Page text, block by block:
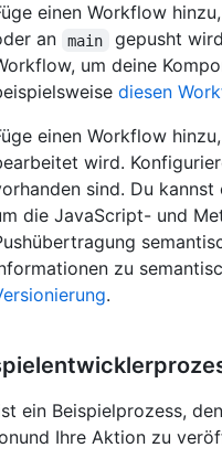
einen Workflow
an
main
gepusht
um deine
diesen
einen Workflow
wird.
sind. Du
die JavaScript- und
zu
.
ein Beispielprozess,
Ihre Aktion zu